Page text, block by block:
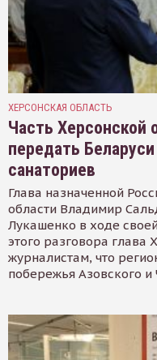
ХЕРСОНСКАЯ ОБЛАСТЬ
Часть Херсонской
передать
санаториев
Глава назначенной
области Владимир
Лукашенко в ходе
этого разговора глава
журналистам, что
побережья Азовского